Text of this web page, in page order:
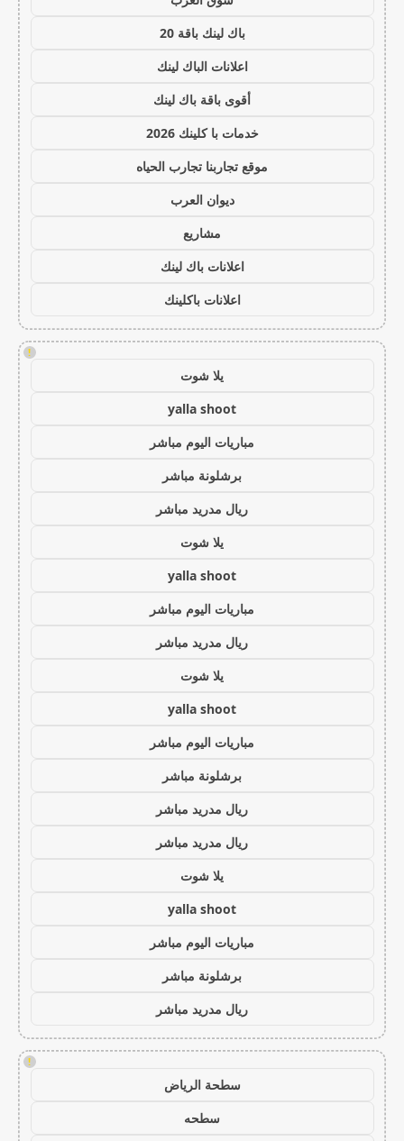
باك لينك باقة 20
اعلانات الباك لينك
أقوى باقة باك لينك
خدمات با كلينك 2026
موقع تجاربنا تجارب الحياه
ديوان العرب
مشاريع
اعلانات باك لينك
اعلانات باكلينك
!
يلا شوت
yalla shoot
مباريات اليوم مباشر
برشلونة مباشر
ريال مدريد مباشر
يلا شوت
yalla shoot
مباريات اليوم مباشر
ريال مدريد مباشر
يلا شوت
yalla shoot
مباريات اليوم مباشر
برشلونة مباشر
ريال مدريد مباشر
ريال مدريد مباشر
يلا شوت
yalla shoot
مباريات اليوم مباشر
برشلونة مباشر
ريال مدريد مباشر
!
سطحة الرياض
سطحه